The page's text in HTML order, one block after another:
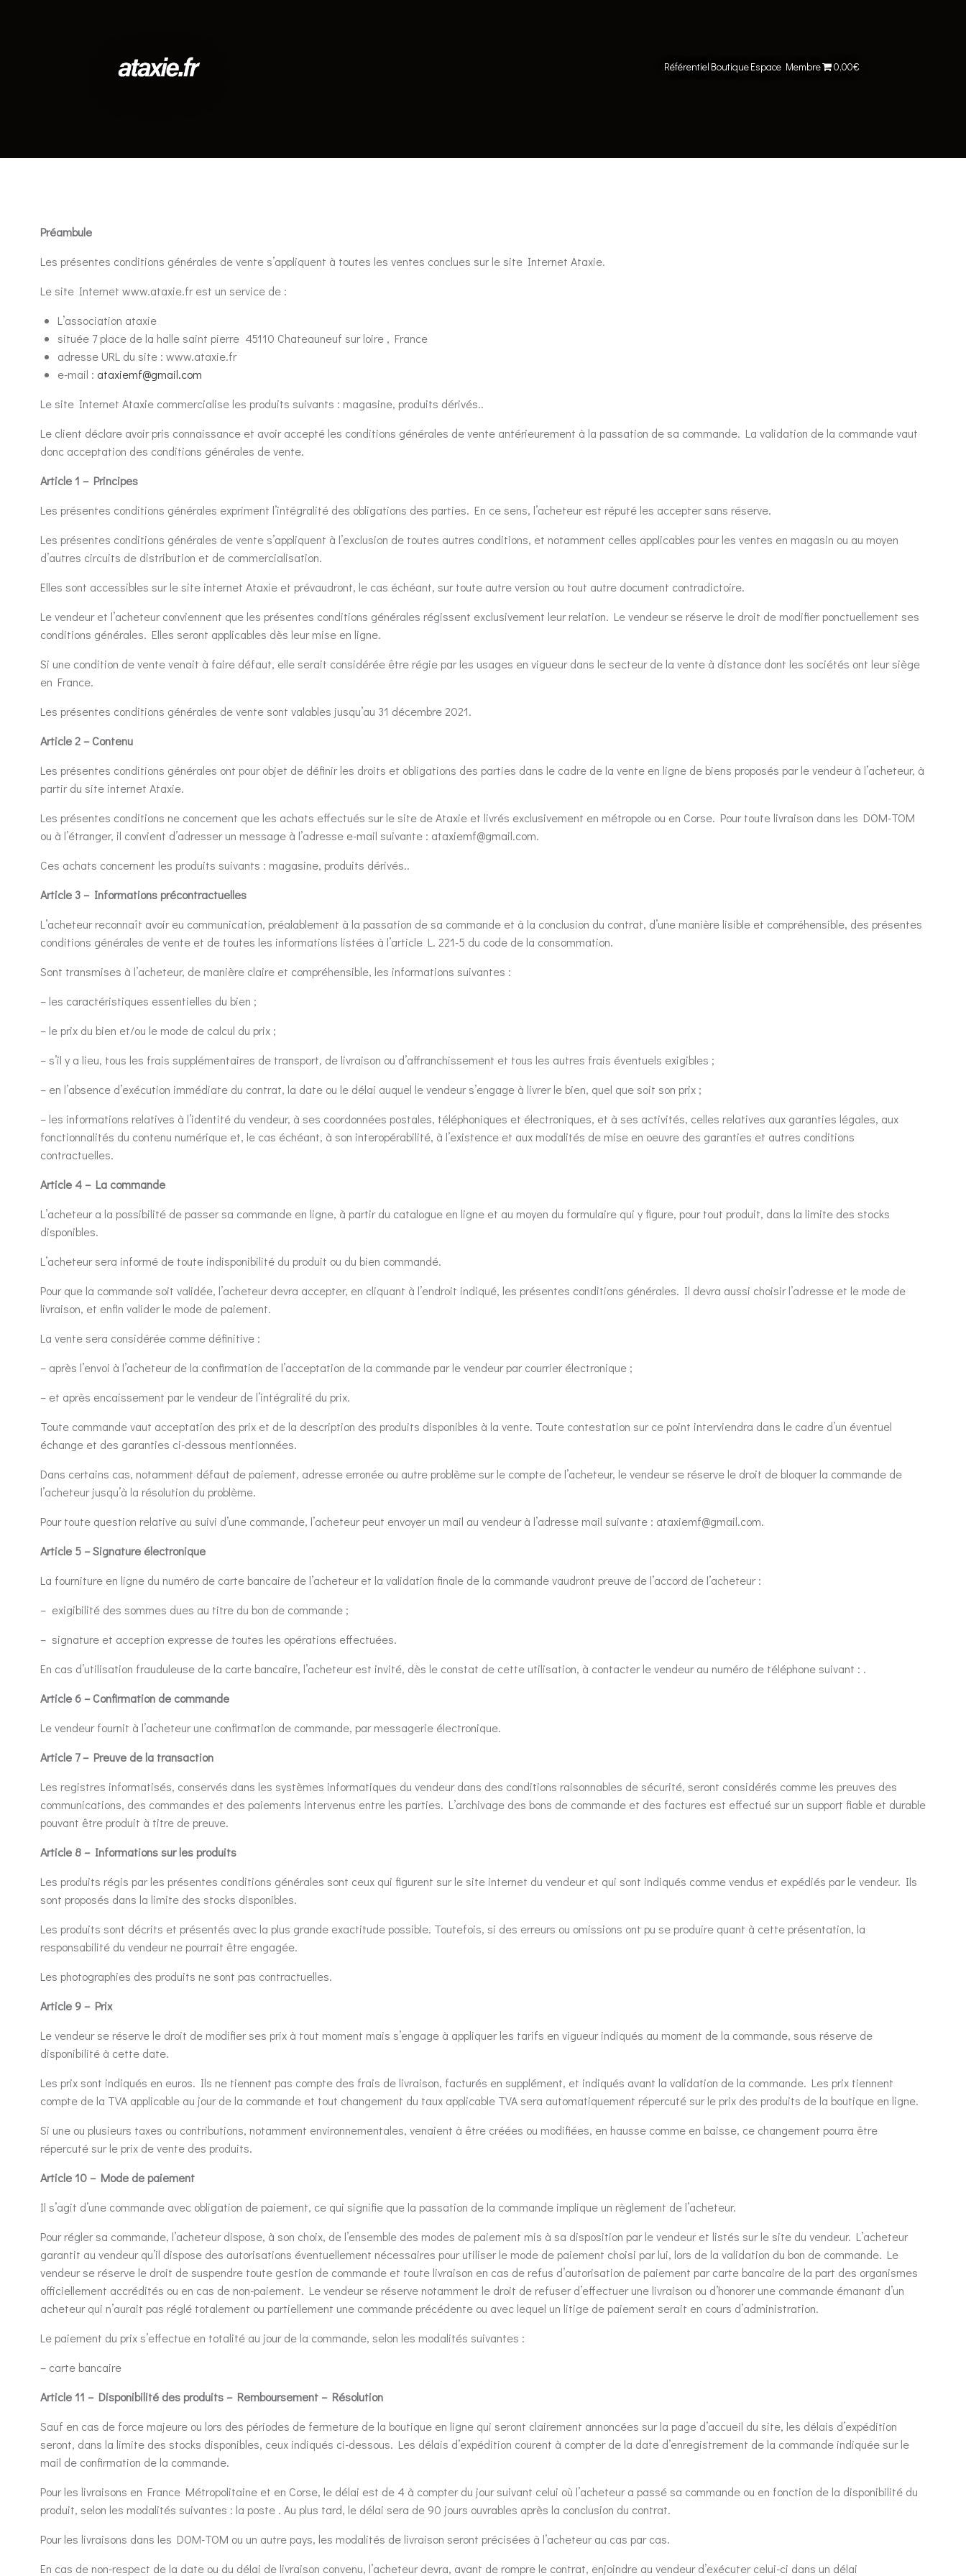
Référentiel BoutiqueEspace Membre 0,00€
Préambule
Les présentes conditions générales de vente s’appliquent à toutes les ventes conclues sur le site Internet Ataxie.
Le site Internet www.ataxie.fr est un service de :
L’association ataxie
située 7 place de la halle saint pierre 45110 Chateauneuf sur loire , France
adresse URL du site : www.ataxie.fr
e-mail : ataxiemf@gmail.com
Le site Internet Ataxie commercialise les produits suivants : magasine, produits dérivés..
Le client déclare avoir pris connaissance et avoir accepté les conditions générales de vente antérieurement à la passation de sa commande. La validation de la commande vaut
donc acceptation des conditions générales de vente.
Article 1 – Principes
Les présentes conditions générales expriment l’intégralité des obligations des parties. En ce sens, l’acheteur est réputé les accepter sans réserve.
Les présentes conditions générales de vente s’appliquent à l’exclusion de toutes autres conditions, et notamment celles applicables pour les ventes en magasin ou au moyen
d’autres circuits de distribution et de commercialisation.
Elles sont accessibles sur le site internet Ataxie et prévaudront, le cas échéant, sur toute autre version ou tout autre document contradictoire.
Le vendeur et l’acheteur conviennent que les présentes conditions générales régissent exclusivement leur relation. Le vendeur se réserve le droit de modifier ponctuellement ses
conditions générales. Elles seront applicables dès leur mise en ligne.
Si une condition de vente venait à faire défaut, elle serait considérée être régie par les usages en vigueur dans le secteur de la vente à distance dont les sociétés ont leur siège
en France.
Les présentes conditions générales de vente sont valables jusqu’au 31 décembre 2021.
Article 2 – Contenu
Les présentes conditions générales ont pour objet de définir les droits et obligations des parties dans le cadre de la vente en ligne de biens proposés par le vendeur à l’acheteur, à
partir du site internet Ataxie.
Les présentes conditions ne concernent que les achats effectués sur le site de Ataxie et livrés exclusivement en métropole ou en Corse. Pour toute livraison dans les DOM-TOM
ou à l’étranger, il convient d’adresser un message à l’adresse e-mail suivante : ataxiemf@gmail.com.
Ces achats concernent les produits suivants : magasine, produits dérivés..
Article 3 – Informations précontractuelles
L’acheteur reconnaît avoir eu communication, préalablement à la passation de sa commande et à la conclusion du contrat, d’une manière lisible et compréhensible, des présentes
conditions générales de vente et de toutes les informations listées à l’article L. 221-5 du code de la consommation.
Sont transmises à l’acheteur, de manière claire et compréhensible, les informations suivantes :
– les caractéristiques essentielles du bien ;
– le prix du bien et/ou le mode de calcul du prix ;
– s’il y a lieu, tous les frais supplémentaires de transport, de livraison ou d’affranchissement et tous les autres frais éventuels exigibles ;
– en l’absence d’exécution immédiate du contrat, la date ou le délai auquel le vendeur s’engage à livrer le bien, quel que soit son prix ;
– les informations relatives à l’identité du vendeur, à ses coordonnées postales, téléphoniques et électroniques, et à ses activités, celles relatives aux garanties légales, aux
fonctionnalités du contenu numérique et, le cas échéant, à son interopérabilité, à l’existence et aux modalités de mise en oeuvre des garanties et autres conditions
contractuelles.
Article 4 – La commande
L’acheteur a la possibilité de passer sa commande en ligne, à partir du catalogue en ligne et au moyen du formulaire qui y figure, pour tout produit, dans la limite des stocks
disponibles.
L’acheteur sera informé de toute indisponibilité du produit ou du bien commandé.
Pour que la commande soit validée, l’acheteur devra accepter, en cliquant à l’endroit indiqué, les présentes conditions générales. Il devra aussi choisir l’adresse et le mode de
livraison, et enfin valider le mode de paiement.
La vente sera considérée comme définitive :
– après l’envoi à l’acheteur de la confirmation de l’acceptation de la commande par le vendeur par courrier électronique ;
– et après encaissement par le vendeur de l’intégralité du prix.
Toute commande vaut acceptation des prix et de la description des produits disponibles à la vente. Toute contestation sur ce point interviendra dans le cadre d’un éventuel
échange et des garanties ci-dessous mentionnées.
Dans certains cas, notamment défaut de paiement, adresse erronée ou autre problème sur le compte de l’acheteur, le vendeur se réserve le droit de bloquer la commande de
l’acheteur jusqu’à la résolution du problème.
Pour toute question relative au suivi d’une commande, l’acheteur peut envoyer un mail au vendeur à l’adresse mail suivante : ataxiemf@gmail.com.
Article 5 – Signature électronique
La fourniture en ligne du numéro de carte bancaire de l’acheteur et la validation finale de la commande vaudront preuve de l’accord de l’acheteur :
– exigibilité des sommes dues au titre du bon de commande ;
– signature et acception expresse de toutes les opérations effectuées.
En cas d’utilisation frauduleuse de la carte bancaire, l’acheteur est invité, dès le constat de cette utilisation, à contacter le vendeur au numéro de téléphone suivant : .
Article 6 – Confirmation de commande
Le vendeur fournit à l’acheteur une confirmation de commande, par messagerie électronique.
Article 7 – Preuve de la transaction
Les registres informatisés, conservés dans les systèmes informatiques du vendeur dans des conditions raisonnables de sécurité, seront considérés comme les preuves des
communications, des commandes et des paiements intervenus entre les parties. L’archivage des bons de commande et des factures est effectué sur un support fiable et durable
pouvant être produit à titre de preuve.
Article 8 – Informations sur les produits
Les produits régis par les présentes conditions générales sont ceux qui figurent sur le site internet du vendeur et qui sont indiqués comme vendus et expédiés par le vendeur. Ils
sont proposés dans la limite des stocks disponibles.
Les produits sont décrits et présentés avec la plus grande exactitude possible. Toutefois, si des erreurs ou omissions ont pu se produire quant à cette présentation, la
responsabilité du vendeur ne pourrait être engagée.
Les photographies des produits ne sont pas contractuelles.
Article 9 – Prix
Le vendeur se réserve le droit de modifier ses prix à tout moment mais s’engage à appliquer les tarifs en vigueur indiqués au moment de la commande, sous réserve de
disponibilité à cette date.
Les prix sont indiqués en euros. Ils ne tiennent pas compte des frais de livraison, facturés en supplément, et indiqués avant la validation de la commande. Les prix tiennent
compte de la TVA applicable au jour de la commande et tout changement du taux applicable TVA sera automatiquement répercuté sur le prix des produits de la boutique en ligne.
Si une ou plusieurs taxes ou contributions, notamment environnementales, venaient à être créées ou modifiées, en hausse comme en baisse, ce changement pourra être
répercuté sur le prix de vente des produits.
Article 10 – Mode de paiement
Il s’agit d’une commande avec obligation de paiement, ce qui signifie que la passation de la commande implique un règlement de l’acheteur.
Pour régler sa commande, l’acheteur dispose, à son choix, de l’ensemble des modes de paiement mis à sa disposition par le vendeur et listés sur le site du vendeur. L’acheteur
garantit au vendeur qu’il dispose des autorisations éventuellement nécessaires pour utiliser le mode de paiement choisi par lui, lors de la validation du bon de commande. Le
vendeur se réserve le droit de suspendre toute gestion de commande et toute livraison en cas de refus d’autorisation de paiement par carte bancaire de la part des organismes
officiellement accrédités ou en cas de non-paiement. Le vendeur se réserve notamment le droit de refuser d’effectuer une livraison ou d’honorer une commande émanant d’un
acheteur qui n’aurait pas réglé totalement ou partiellement une commande précédente ou avec lequel un litige de paiement serait en cours d’administration.
Le paiement du prix s’effectue en totalité au jour de la commande, selon les modalités suivantes :
– carte bancaire
Article 11 – Disponibilité des produits – Remboursement – Résolution
Sauf en cas de force majeure ou lors des périodes de fermeture de la boutique en ligne qui seront clairement annoncées sur la page d’accueil du site, les délais d’expédition
seront, dans la limite des stocks disponibles, ceux indiqués ci-dessous. Les délais d’expédition courent à compter de la date d’enregistrement de la commande indiquée sur le
mail de confirmation de la commande.
Pour les livraisons en France Métropolitaine et en Corse, le délai est de 4 à compter du jour suivant celui où l’acheteur a passé sa commande ou en fonction de la disponibilité du
produit, selon les modalités suivantes : la poste . Au plus tard, le délai sera de 90 jours ouvrables après la conclusion du contrat.
Pour les livraisons dans les DOM-TOM ou un autre pays, les modalités de livraison seront précisées à l’acheteur au cas par cas.
En cas de non-respect de la date ou du délai de livraison convenu, l’acheteur devra, avant de rompre le contrat, enjoindre au vendeur d’exécuter celui-ci dans un délai